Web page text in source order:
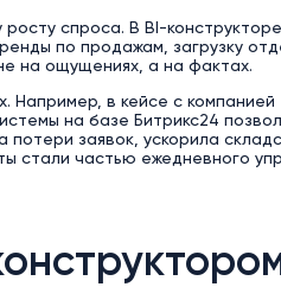
спроса. В BI-
по продажам, загрузку
на ощущениях, а на фактах.
Например, в кейсе с
на базе Битрикс24
потери заявок, ускорила
стали частью ежедневного